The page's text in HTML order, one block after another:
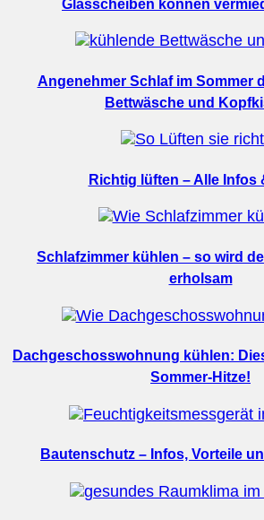
Glasscheiben können
Angenehmer Schlaf im Sommer
Bettwäsche und
Richtig lüften – Alle Infos
Schlafzimmer kühlen – so wird
erholsam
Dachgeschosswohnung kühlen:
Sommer-Hitze!
Bautenschutz – Infos, Vorteile